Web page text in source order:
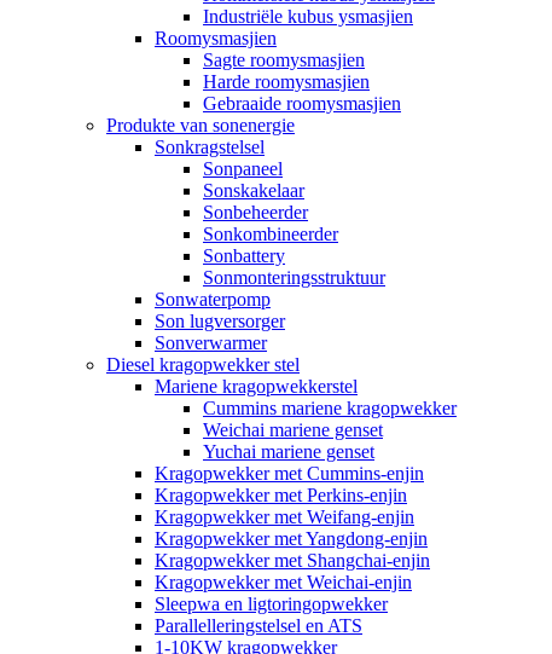
Industriële kubus ysmasjien
Roomysmasjien
Sagte roomysmasjien
Harde roomysmasjien
Gebraaide roomysmasjien
Produkte van sonenergie
Sonkragstelsel
Sonpaneel
Sonskakelaar
Sonbeheerder
Sonkombineerder
Sonbattery
Sonmonteringsstruktuur
Sonwaterpomp
Son lugversorger
Sonverwarmer
Diesel kragopwekker stel
Mariene kragopwekkerstel
Cummins mariene kragopwekker
Weichai mariene genset
Yuchai mariene genset
Kragopwekker met Cummins-enjin
Kragopwekker met Perkins-enjin
Kragopwekker met Weifang-enjin
Kragopwekker met Yangdong-enjin
Kragopwekker met Shangchai-enjin
Kragopwekker met Weichai-enjin
Sleepwa en ligtoringopwekker
Parallelleringstelsel en ATS
1-10KW kragopwekker